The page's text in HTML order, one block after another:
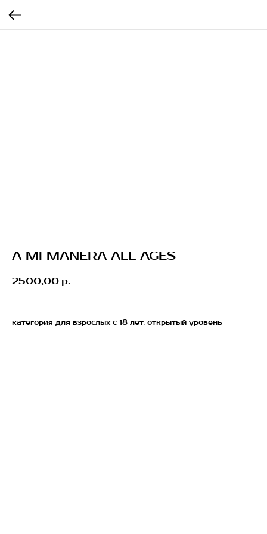
A MI MANERA ALL AGES
2500,00 р.
категория для взрослых с 18 лет, открытый уровень